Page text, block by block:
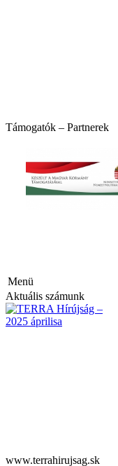
Támogatók – Partnerek
Menü
Aktuális számunk
www.terrahirujsag.sk